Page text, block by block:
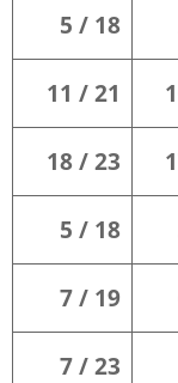
18 / 5
21 / 11
23 / 18
18 / 5
19 / 7
23 / 7